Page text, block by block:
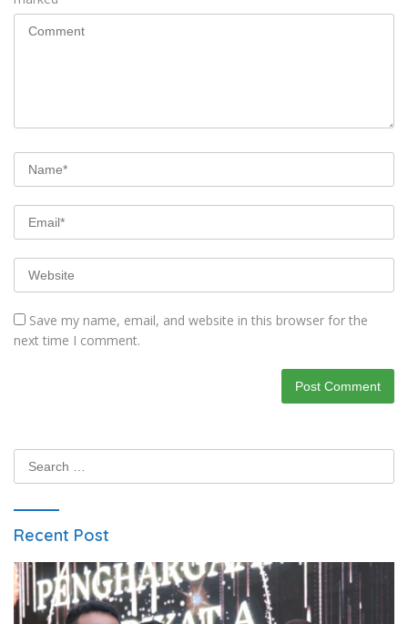
Save my name, email, and website in this browser for the
next time I comment.
Search
for:
Recent Post